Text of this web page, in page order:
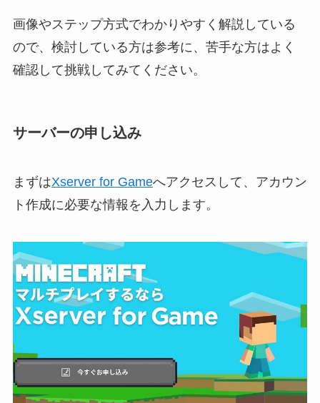
画像やステップ方式でわかりやすく解説している
ので、検討している方は参考に、苦手な方はよく
確認して挑戦してみてください。
サーバーの申し込み
まずはXserver for Gameへアクセスして、アカウン
ト作成に必要な情報を入力します。